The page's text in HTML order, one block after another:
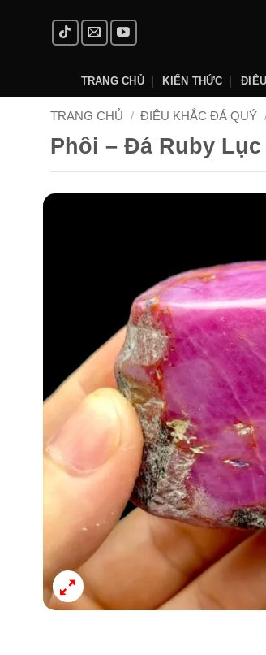
TRANG CHỦ KIẾN THỨC
TRANG CHỦ / ĐIÊU KHẮC ĐÁ QUÝ
Phôi – Đá Ruby Lục